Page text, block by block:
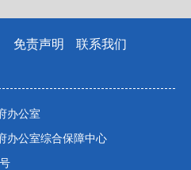
免责声明
联系我们
办公室
办公室综合保障中心